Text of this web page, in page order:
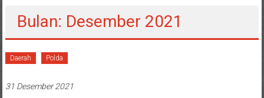
Bulan: Desember 2021
Daerah Polda
31 Desember 2021